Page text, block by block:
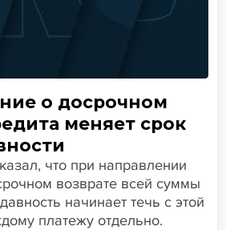
о досрочном
меняет срок
что при направлении
возврате всей суммы
начинает течь с этой
платежу отдельно.